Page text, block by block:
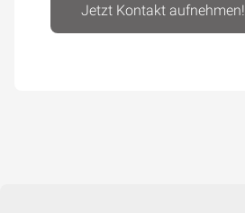
Jetzt Kontakt aufnehmen!